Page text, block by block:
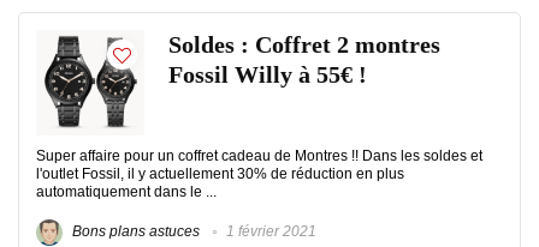
Soldes : Coffret 2 montres
Fossil Willy à 55€ !
Super affaire pour un coffret cadeau de Montres !! Dans les soldes et
l'outlet Fossil, il y actuellement 30% de réduction en plus
automatiquement dans le ...
Bons plans astuces 1 février 2021